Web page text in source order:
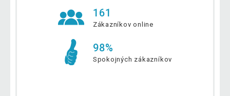
161
Zákazníkov online
98%
Spokojných zákazníkov